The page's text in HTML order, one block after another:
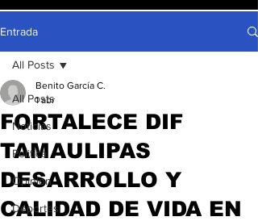
Entrada
All Posts
Noticias
Politica
Opinion
Deportes
All Posts
FORTALECE DIF
TAMAULIPAS
DESARROLLO Y
CALIDAD DE VIDA EN
Benito García C.
1 abr